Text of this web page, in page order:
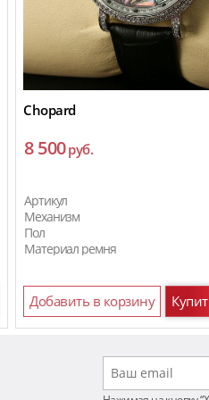
Chopard
8 500руб.
Артикул
Механизм
Пол
Материал ремня
Добавить в корзину